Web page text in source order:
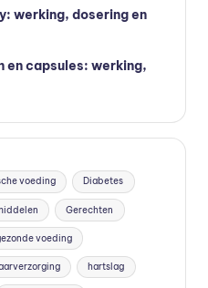
werking, dosering en
capsules: werking,
voeding Diabetes
Gerechten
voeding
hartslag